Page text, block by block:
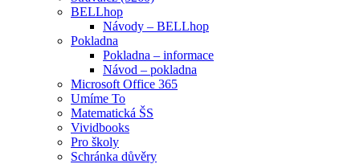
BELLhop
Návody – BELLhop
Pokladna
Pokladna – informace
Návod – pokladna
Microsoft Office 365
Umíme To
Matematická ŠS
Vividbooks
Pro školy
Schránka důvěry